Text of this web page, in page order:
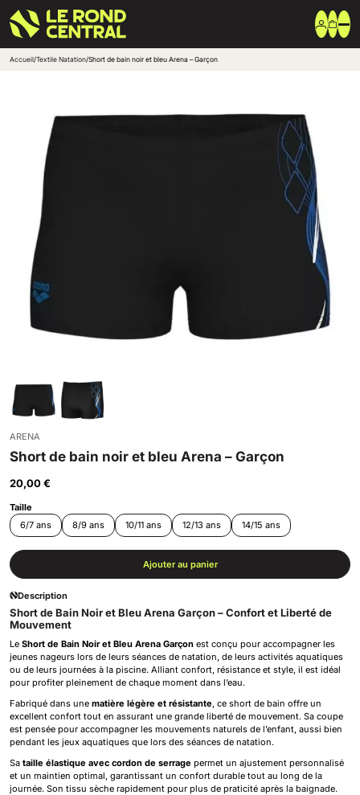
Haut de survêtement
Bas de survêtement
T-shirt & Polo
Shorts & Chaussettes
Vêtements techniques
Equipements
Sac & Bagagerie
Ballons
Accessoires entrainement
Marques
Nike
Adidas
Uhlsport
Arena
Créer une boutique club
Boutiques clubs
Accueil/Textile Natation/Short de bain noir et bleu Arena – Garçon
ARENA
Short de bain noir et bleu Arena – Garçon
20,00 €
Taille
6/7 ans
8/9 ans 10/11 ans 12/13 ans 14/15 ans
Ajouter au panier
Description
Short de Bain Noir et Bleu Arena Garçon – Confort et Liberté de
Mouvement
Le Short de Bain Noir et Bleu Arena Garçon est conçu pour accompagner les
jeunes nageurs lors de leurs séances de natation, de leurs activités aquatiques
ou de leurs journées à la piscine. Alliant confort, résistance et style, il est idéal
pour profiter pleinement de chaque moment dans l’eau.
Fabriqué dans une matière légère et résistante, ce short de bain offre un
excellent confort tout en assurant une grande liberté de mouvement. Sa coupe
est pensée pour accompagner les mouvements naturels de l’enfant, aussi bien
pendant les jeux aquatiques que lors des séances de natation.
Sa taille élastique avec cordon de serrage permet un ajustement personnalisé
et un maintien optimal, garantissant un confort durable tout au long de la
journée. Son tissu sèche rapidement pour plus de praticité après la baignade.